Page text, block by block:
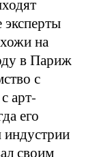
на
в Париж
с
арт-
его
своим